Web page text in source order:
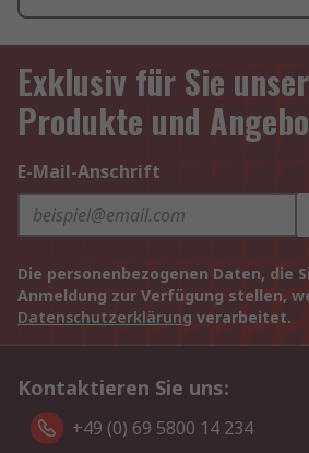
Exklusiv für Sie
Produkte und
E-Mail-Anschrift
Die personenbezogenen Daten, die
Anmeldung zur Verfügung stellen,
Datenschutzerklärung verarbeitet.
Kontaktieren Sie uns:
+49 (0) 69 5800 14 234